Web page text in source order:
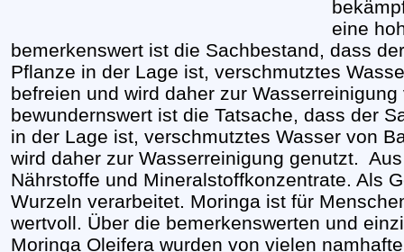
eine
bemerkenswert ist die Sachbestand, dass
Pflanze in der Lage ist, verschmutztes
befreien und wird daher zur
bewundernswert ist die Tatsache, dass der
in der Lage ist, verschmutztes Wasser von
wird daher zur Wasserreinigung genutzt.
Nährstoffe und Mineralstoffkonzentrate. Als
Wurzeln verarbeitet. Moringa ist für
wertvoll. Über die bemerkenswerten und
Moringa Oleifera wurden von vielen